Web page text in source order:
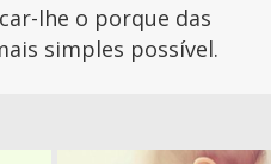
lhe o porque das
simples possível.